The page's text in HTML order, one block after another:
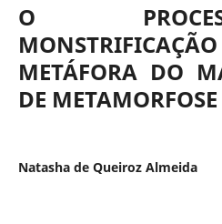
O
METÁFORA DO
DE METAMORFOSE
Natasha de Queiroz Almeida